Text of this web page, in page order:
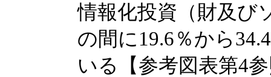
情報化投資（財及び
の間に19.6％から
いる【参考図表第4